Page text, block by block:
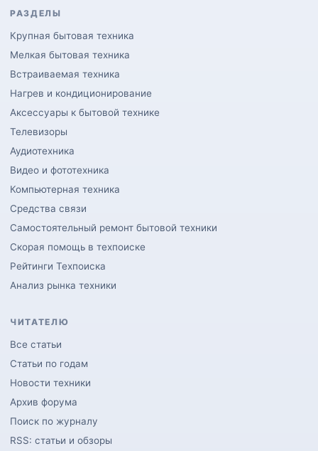
РАЗДЕЛЫ
Крупная бытовая техника
Мелкая бытовая техника
Встраиваемая техника
Нагрев и кондиционирование
Аксессуары к бытовой технике
Телевизоры
Аудиотехника
Видео и фототехника
Компьютерная техника
Средства связи
Самостоятельный ремонт бытовой техники
Скорая помощь в техпоиске
Рейтинги Техпоиска
Анализ рынка техники
ЧИТАТЕЛЮ
Все статьи
Статьи по годам
Новости техники
Архив форума
Поиск по журналу
RSS: статьи и обзоры